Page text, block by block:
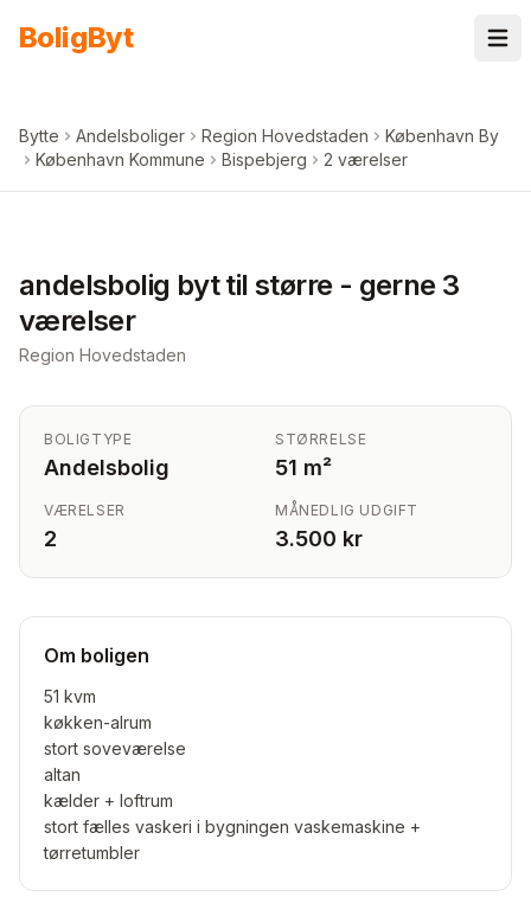
BoligByt
Bytte Andelsboliger Region Hovedstaden
København By
København Kommune
Bispebjerg 2 værelser
andelsbolig byt til større - gerne 3
værelser
Region Hovedstaden
BOLIGTYPE
Andelsbolig
STØRRELSE
51 m²
VÆRELSER
2
MÅNEDLIG UDGIFT
3.500 kr
Om boligen
51 kvm
køkken-alrum
stort soveværelse
altan
kælder + loftrum
stort fælles vaskeri i bygningen vaskemaskine +